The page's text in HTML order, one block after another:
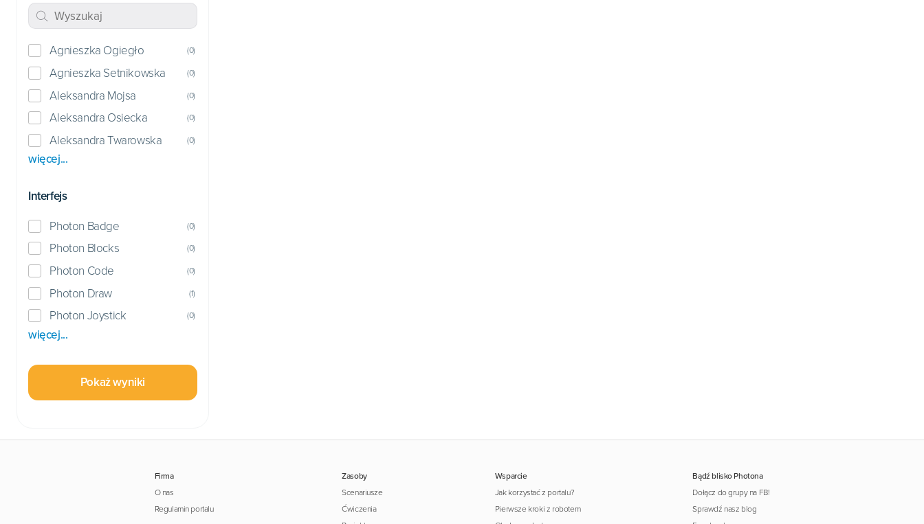
Agnieszka Ogiegło (0)
Agnieszka Setnikowska (0)
Aleksandra Mojsa (0)
Aleksandra Osiecka (0)
Aleksandra Twarowska (0)
więcej...
Interfejs
Photon Badge (0)
Photon Blocks (0)
Photon Code (0)
Photon Draw (1)
Photon Joystick (0)
więcej...
Pokaż wyniki
Firma
O nas
Regulamin portalu
Zasoby
Scenariusze
Ćwiczenia
Wsparcie
Jak korzystać z portalu?
Pierwsze kroki z robotem
Bądź blisko Photona
Dołącz do grupy na FB!
Sprawdź nasz blog